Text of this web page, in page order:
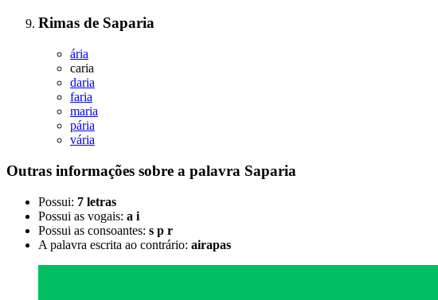
Rimas de Saparia
ária
caria
daria
faria
maria
pária
vária
Outras informações sobre a palavra Saparia
Possui: 7 letras
Possui as vogais: a i
Possui as consoantes: s p r
A palavra escrita ao contrário: airapas